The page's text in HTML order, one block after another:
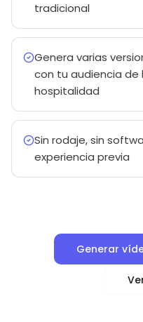
tradicional
Genera varias
con tu audiencia
hospitalidad
Sin rodaje, sin
experiencia previa
Generar